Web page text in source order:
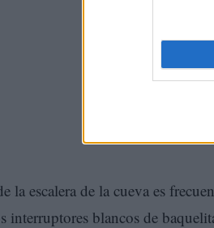
la escalera de la cueva es
interruptores blancos de